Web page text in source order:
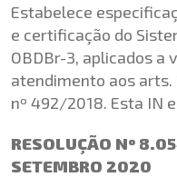
Estabelece
e certificação do
OBDBr-3, aplicados a
atendimento aos arts.
nº 492/2018. Esta IN
RESOLUÇÃO Nº
SETEMBRO 2020